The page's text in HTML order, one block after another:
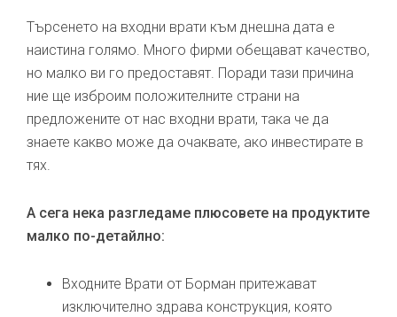
Търсенето на входни врати към днешна дата е
наистина голямо. Много фирми обещават качество,
но малко ви го предоставят. Поради тази причина
ние ще изброим положителните страни на
предложените от нас входни врати, така че да
знаете какво може да очаквате, ако инвестирате в
тях.
А сега нека разгледаме плюсовете на продуктите
малко по-детайлно:
Входните Врати от Борман притежават
изключително здрава конструкция, която